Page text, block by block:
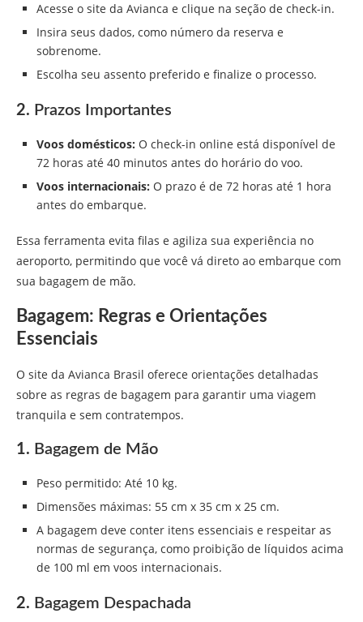
Acesse o site da Avianca e clique na seção de check-in.
Insira seus dados, como número da reserva e
sobrenome.
Escolha seu assento preferido e finalize o processo.
2. Prazos Importantes
Voos domésticos: O check-in online está disponível de
72 horas até 40 minutos antes do horário do voo.
Voos internacionais: O prazo é de 72 horas até 1 hora
antes do embarque.
Essa ferramenta evita filas e agiliza sua experiência no
aeroporto, permitindo que você vá direto ao embarque com
sua bagagem de mão.
Bagagem: Regras e Orientações
Essenciais
O site da Avianca Brasil oferece orientações detalhadas
sobre as regras de bagagem para garantir uma viagem
tranquila e sem contratempos.
1. Bagagem de Mão
Peso permitido: Até 10 kg.
Dimensões máximas: 55 cm x 35 cm x 25 cm.
A bagagem deve conter itens essenciais e respeitar as
normas de segurança, como proibição de líquidos acima
de 100 ml em voos internacionais.
2. Bagagem Despachada